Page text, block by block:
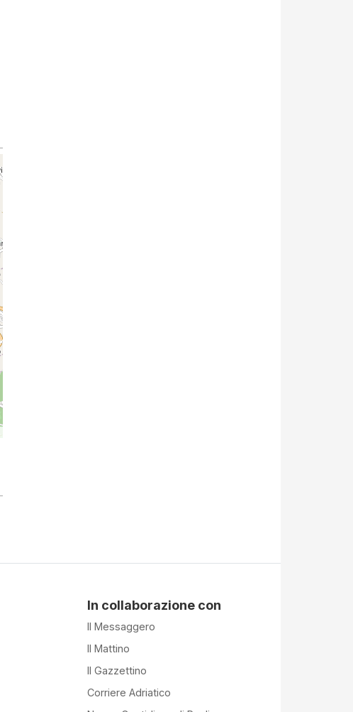
In collaborazione con
Il Messaggero
Il Mattino
Il Gazzettino
Corriere Adriatico